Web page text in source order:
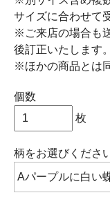
サイズに合わせて
※ご来店の場合も
後訂正いたします。
※ほかの商品とは
個数
枚
柄をお選びくださ